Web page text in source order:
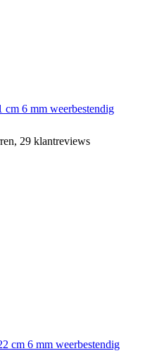
cm 6 mm weerbestendig
29 klantreviews
cm 6 mm weerbestendig